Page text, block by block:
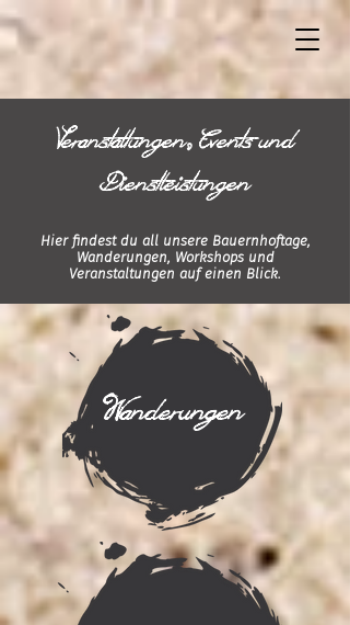
Veranstaltungen,Events und
Dienstleistungen
Hier findest du all unsere Bauernhoftage,
Wanderungen, Workshops und
Veranstaltungen auf einen Blick.
Wanderungen